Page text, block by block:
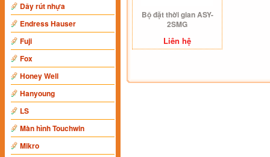
Dây rút nhựa
Endress Hauser
Fuji
Fox
Honey Well
Hanyoung
LS
Màn hình Touchwin
Mikro
Bộ đặt thời gian ASY-
2SMG
Liên hệ